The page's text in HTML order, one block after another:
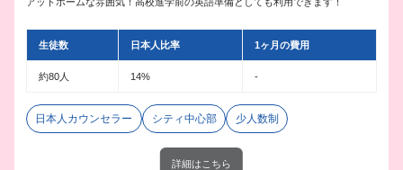
生徒数 日本人比率 1ヶ月の費用
約80人 14% -
日本人カウンセラー シティ中心部 少人数制
詳細はこちら